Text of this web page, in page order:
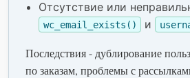
Отсутствие или
wc_email_exists() и
Последствия - дублирование
по заказам, проблемы с